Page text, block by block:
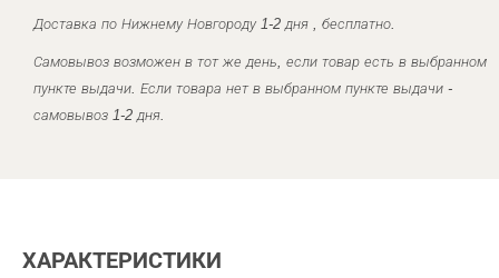
Доставка по Нижнему Новгороду 1-2 дня , бесплатно.
Самовывоз возможен в тот же день, если товар есть в выбранном
пункте выдачи. Если товара нет в выбранном пункте выдачи -
самовывоз 1-2 дня.
ХАРАКТЕРИСТИКИ